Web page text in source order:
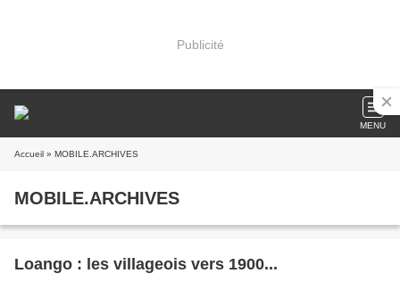
Publicité
MENU
Accueil » MOBILE.ARCHIVES
MOBILE.ARCHIVES
Loango : les villageois vers 1900...